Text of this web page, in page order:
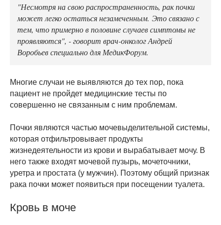
"Несмотря на свою распространенность, рак почки
может легко остаться незамеченным. Это связано с
тем, что примерно в половине случаев симптомы не
проявляются", - говорит врач-онколог Андрей
Воробьев специально для МедикФорум.
Многие случаи не выявляются до тех пор, пока
пациент не пройдет медицинские тесты по
совершенно не связанным с ним проблемам.
Почки являются частью мочевыделительной системы,
которая отфильтровывает продукты
жизнедеятельности из крови и вырабатывает мочу. В
него также входят мочевой пузырь, мочеточники,
уретра и простата (у мужчин). Поэтому общий признак
рака почки может появиться при посещении туалета.
Кровь в моче